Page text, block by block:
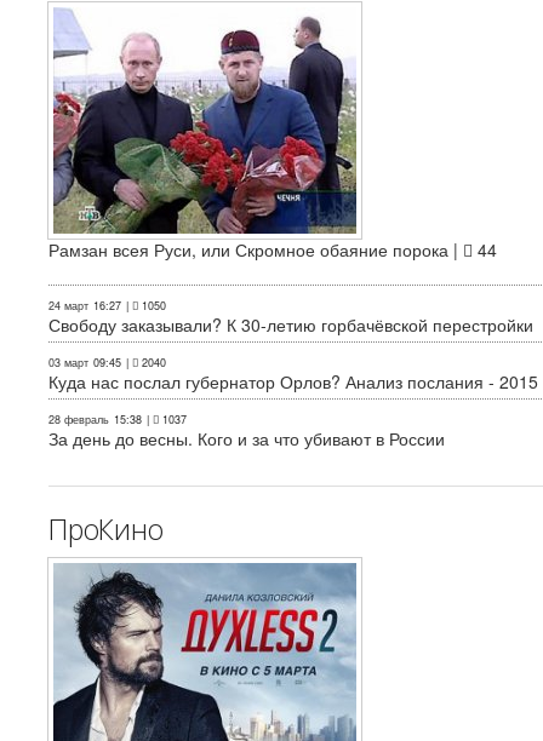
Рамзан всея Руси, или Скромное обаяние порока | 44
24 март 16:27 | 1050
Свободу заказывали? К 30-летию горбачёвской перестройки
03 март 09:45 | 2040
Куда нас послал губернатор Орлов? Анализ послания - 2015
28 февраль 15:38 | 1037
За день до весны. Кого и за что убивают в России
ПроКино